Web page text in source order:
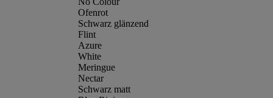
Ofenrot
Schwarz glänzend
Flint
Azure
White
Meringue
Nectar
Schwarz matt